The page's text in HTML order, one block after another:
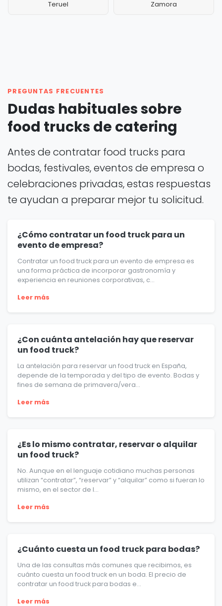
Teruel Zamora
PREGUNTAS FRECUENTES
Dudas habituales sobre
food trucks de catering
Antes de contratar food trucks para
bodas, festivales, eventos de empresa o
celebraciones privadas, estas respuestas
te ayudan a preparar mejor tu solicitud.
¿Cómo contratar un food truck para un
evento de empresa?
Contratar un food truck para un evento de empresa es
una forma práctica de incorporar gastronomía y
experiencia en reuniones corporativas, c...
Leer más
¿Con cuánta antelación hay que reservar
un food truck?
La antelación para reservar un food truck en España,
depende de la temporada y del tipo de evento. Bodas y
fines de semana de primavera/vera...
Leer más
¿Es lo mismo contratar, reservar o alquilar
un food truck?
No. Aunque en el lenguaje cotidiano muchas personas
utilizan “contratar”, “reservar” y “alquilar” como si fueran lo
mismo, en el sector de l...
Leer más
¿Cuánto cuesta un food truck para bodas?
Una de las consultas más comunes que recibimos, es
cuánto cuesta un food truck en un boda. El precio de
contratar un food truck para bodas e...
Leer más